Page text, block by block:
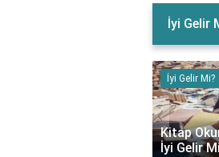
İyi Gelir
İyi Gelir Mi?
Kitap
İyi Gelir
‹